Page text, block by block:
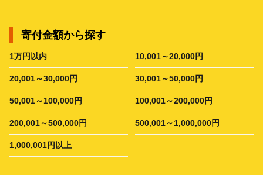
寄付金額から探す
1万円以内 10,001～20,000円
20,001～30,000円 30,001～50,000円
50,001～100,000円 100,001～200,000円
200,001～500,000円 500,001～1,000,000円
1,000,001円以上